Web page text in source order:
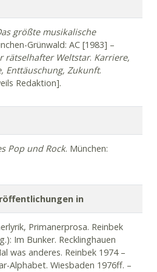
Company 1991 –Erasure. Andy
Edel Company 1992 –
1992 – Sandra.
. Hamburg: Edel Company 1992
Hamburg: Edel Company
. München: Compact 1993 –
größte musikalische
Grünwald: AC [1983] –
rätselhafter Weltstar. Karriere,
Enttäuschung, Zukunft.
Redaktion].
Pop und Rock. München:
in
Primanerprosa. Reinbek
Im Bunker. Recklinghauen
was anderes. Reinbek 1974 –
Alphabet. Wiesbaden 1976ff. –